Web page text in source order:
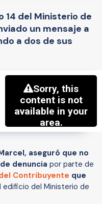
14 del Ministerio de
un mensaje a
a dos de sus
aseguró que no
denuncia por parte de
Contribuyente que
del Ministerio de